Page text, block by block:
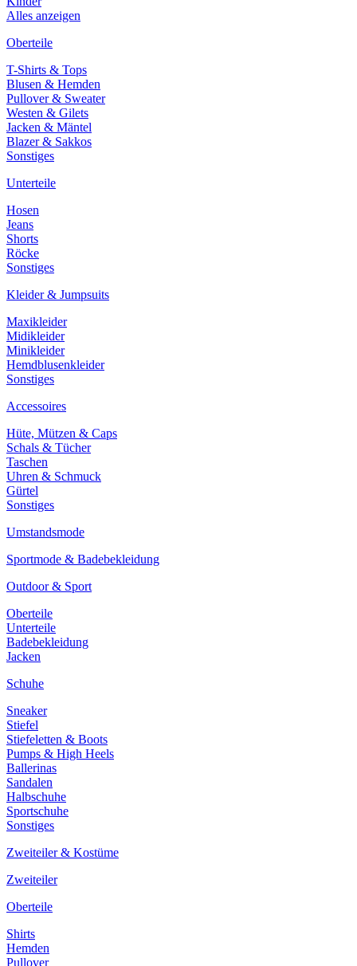
Alles anzeigen
Oberteile
T-Shirts & Tops
Blusen & Hemden
Pullover & Sweater
Westen & Gilets
Jacken & Mäntel
Blazer & Sakkos
Sonstiges
Unterteile
Hosen
Jeans
Shorts
Röcke
Sonstiges
Kleider & Jumpsuits
Maxikleider
Midikleider
Minikleider
Hemdblusenkleider
Sonstiges
Accessoires
Hüte, Mützen & Caps
Schals & Tücher
Taschen
Uhren & Schmuck
Gürtel
Sonstiges
Umstandsmode
Sportmode & Badebekleidung
Outdoor & Sport
Oberteile
Unterteile
Badebekleidung
Jacken
Schuhe
Sneaker
Stiefel
Stiefeletten & Boots
Pumps & High Heels
Ballerinas
Sandalen
Halbschuhe
Sportschuhe
Sonstiges
Zweiteiler & Kostüme
Zweiteiler
Oberteile
Shirts
Hemden
Pullover